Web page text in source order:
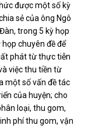
được một số kỳ
sẻ của ông Ngô
trong 5 kỳ họp
chuyên đề để
phát từ thực tiễn
việc thu tiền từ
một số vấn đề tác
của huyện; cho
loại, thu gom,
phí thu gom, vận